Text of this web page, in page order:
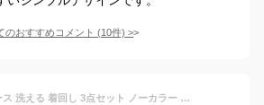
のおすすめコメント (10件) >
スーツ レディース 洗える 着回し 3点セット ノーカラー ジャケット 2WAY Tブラウス セミワイド パンツ グレージュ/ネイビー/黒 S M L LL 3L 4L 5L 6L 8L ビジネス セットアップ ニッセン nissen